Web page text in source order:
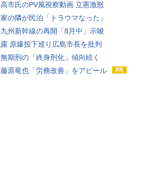
高市氏のPV風視察動画 立憲激怒
家の隣が民泊「トラウマなった」
九州新幹線の再開「8月中」示唆
露 原爆投下巡り広島市長を批判
無期刑の「終身刑化」傾向続く
藤原竜也「労務改善」をアピール